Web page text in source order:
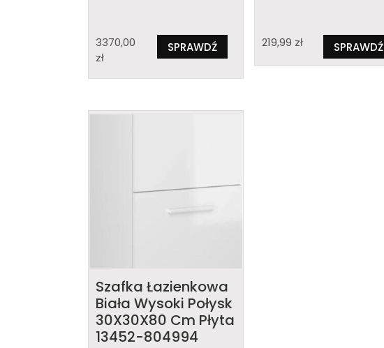
3370,00
zł
SPRAWDŹ 219,99 zł SPRAWDŹ
Szafka Łazienkowa
Biała Wysoki Połysk
30X30X80 Cm Płyta
13452-804994